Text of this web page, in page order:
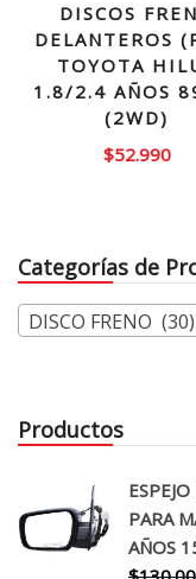
DISCOS
DELANTEROS
TOYOTA
1.8/2.4 AÑOS
(2WD)
$52.990
Categorías de
DISCO FRENO (30)
Productos
PARA
AÑOS